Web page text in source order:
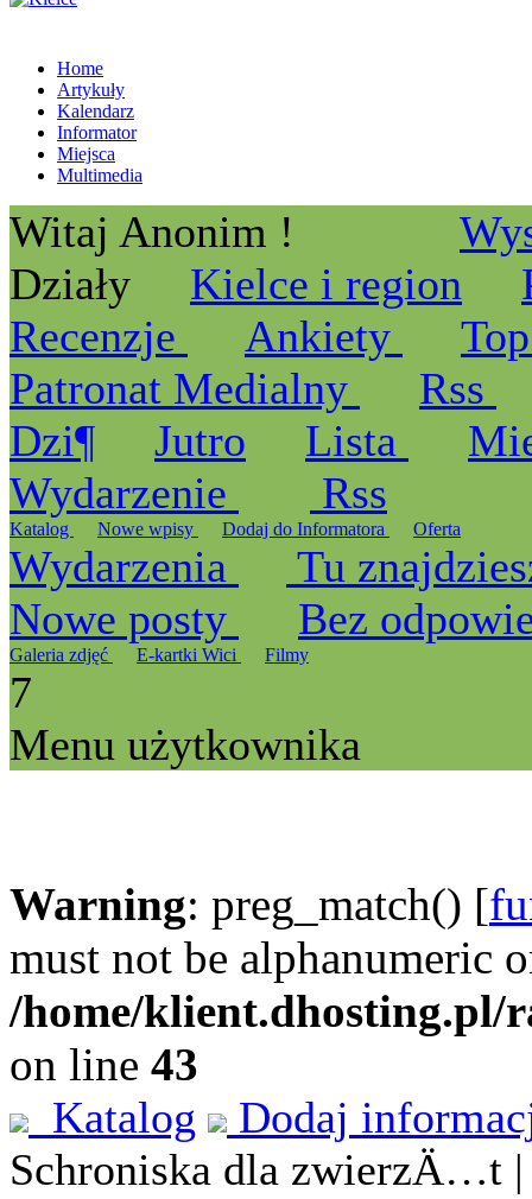
Home
Artykuły
Kalendarz
Informator
Miejsca
Multimedia
Witaj Anonim !
Działy
Kielce i region
Recenzje
Ankiety
Patronat Medialny
Rss
Dzi¶
Jutro Lista
Wydarzenie
Rss
Katalog Nowe wpisy Dodaj do Informatora Oferta
Wydarzenia
Tu
Nowe posty
Bez
Galeria zdjęć E-kartki Wici Filmy
7
Menu użytkownika
Warning: preg_match() [
must not be alphanumeric
/home/klient.dhosting.pl/
on line 43
Katalog
Dodaj
Schroniska dla zwierzÄ…t